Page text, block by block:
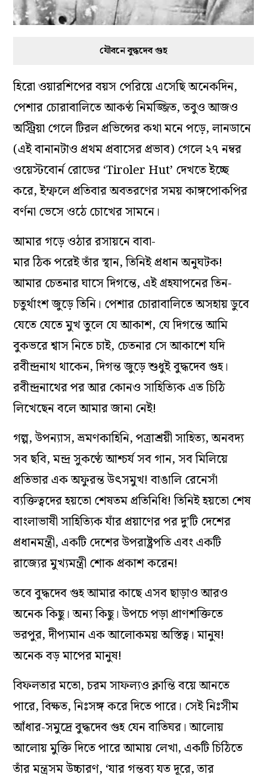
যৌবনে বুদ্ধদেব গুহ
হিরো ওয়ারশিপের বয়স পেরিয়ে এসেছি অনেকদিন,
পেশার চোরাবালিতে আকণ্ঠ নিমজ্জিত, তবুও আজও
অস্ট্রিয়া গেলে টিরল প্রভিন্সের কথা মনে পড়ে, লানডানে
(এই বানানটাও প্রথম প্রবাসের প্রভাব) গেলে ২৭ নম্বর
ওয়েস্টবোর্ন রোডের ‘Tiroler Hut’ দেখতে ইচ্ছে
করে, ইম্ফলে প্রতিবার অবতরণের সময় কাঙ্গপোকপির
বর্ণনা ভেসে ওঠে চোখের সামনে।
আমার গড়ে ওঠার রসায়নে বাবা-
মার ঠিক পরেই তাঁর স্থান, তিনিইপ্রধান অনুঘটক!
আমার চেতনার ঘাসে দিগন্তে, এই গ্রহযাপনের তিন-
চতুর্থাংশ জুড়ে তিনি। পেশার চোরাবালিতে অসহায় ডুবে
যেতে যেতে মুখ তুলে যে আকাশ, যে দিগন্তে আমি
বুকভরে শ্বাস নিতে চাই, চেতনার সে আকাশে যদি
রবীন্দ্রনাথ থাকেন, দিগন্ত জুড়ে শুধুই বুদ্ধদেব গুহ।
রবীন্দ্রনাথের পর আর কোনও সাহিত্যিক এত চিঠি
লিখেছেন বলে আমার জানা নেই!
গল্প, উপন্যাস, ভ্রমণকাহিনি, পত্রাশ্রয়ী সাহিত্য, অনবদ্য
সব ছবি, মন্দ্র সুকণ্ঠে আশ্চর্য সব গান, সব মিলিয়ে
প্রতিভার এক অফুরন্ত উৎসমুখ! বাঙালি রেনেসাঁ
ব্যক্তিত্বদের হয়তো শেষতম প্রতিনিধি! তিনিই হয়তো শেষ
বাংলাভাষী সাহিত্যিক যাঁর প্রয়াণের পর দু’টি দেশের
প্রধানমন্ত্রী, একটি দেশের উপরাষ্ট্রপতি এবং একটি
রাজ্যের মুখ্যমন্ত্রী শোক প্রকাশ করেন!
তবে বুদ্ধদেব গুহ আমার কাছে এসব ছাড়াও আরও
অনেক কিছু। অন্য কিছু। উপচে পড়া প্রাণশক্তিতে
ভরপুর, দীপ্যমান এক আলোকময় অস্তিত্ব। মানুষ!
অনেক বড় মাপের মানুষ!
বিফলতার মতো, চরম সাফল্যও ক্লান্তি বয়ে আনতে
পারে, বিক্ষত, নিঃসঙ্গ করে দিতে পারে। সেই নিঃসীম
আঁধার-সমুদ্রে বুদ্ধদেব গুহ যেন বাতিঘর। আলোয়
আলোয় মুক্তি দিতে পারে আমায় লেখা, একটি চিঠিতে
তাঁর মন্ত্রসম উচ্চারণ, ‘যার গন্তব্য যত দূরে, তার